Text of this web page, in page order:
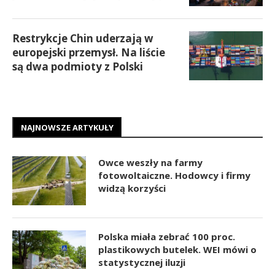
Restrykcje Chin uderzają w
europejski przemysł. Na liście
są dwa podmioty z Polski
NAJNOWSZE ARTYKUŁY
Owce weszły na farmy
fotowoltaiczne. Hodowcy i firmy
widzą korzyści
Polska miała zebrać 100 proc.
plastikowych butelek. WEI mówi o
statystycznej iluzji